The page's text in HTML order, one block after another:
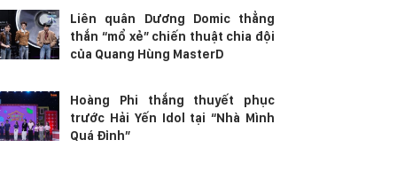
Liên quân Dương Domic thẳng
thắn “mổ xẻ” chiến thuật chia đội
của Quang Hùng MasterD
Hoàng Phi thắng thuyết phục
trước Hải Yến Idol tại “Nhà Mình
Quá Đỉnh”